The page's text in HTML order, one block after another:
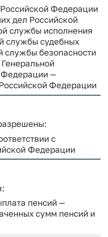
Федерации
дел Российской
службы исполнения
службы судебных
службы безопасности
Федерации —
Федерации
с
Федерации
пенсий —
сумм пенсий и